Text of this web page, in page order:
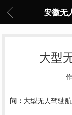
安徽无
大型
问： 大型无人驾驶